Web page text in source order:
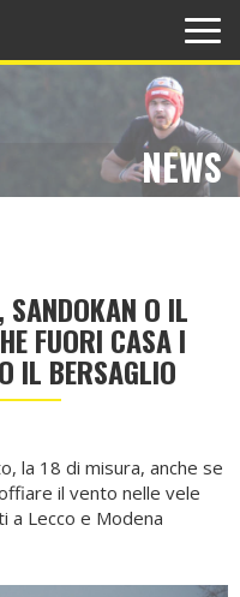
NEWS
SANDOKAN O IL
FUORI CASA I
IL BERSAGLIO
la 18 di misura, anche se
il vento nelle vele
a Lecco e Modena